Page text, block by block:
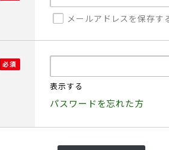
メールアドレスを保存す
表示する
パスワードを忘れた方